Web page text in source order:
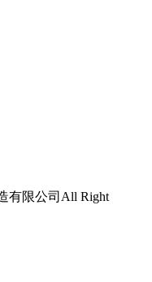
有限公司All Right